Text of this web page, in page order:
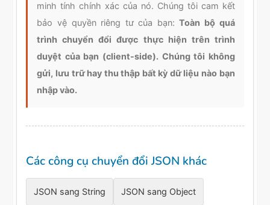
minh tính chính xác của nó. Chúng tôi cam kết
bảo vệ quyền riêng tư của bạn:Toàn bộ quá
trình chuyển đổi được thực hiện trên trình
duyệt của bạn (client-side). Chúng tôi không
gửi, lưu trữ hay thu thập bất kỳ dữ liệu nào bạn
nhập vào.
Các công cụ chuyển đổi JSON khác
JSON sang String JSON sang Object